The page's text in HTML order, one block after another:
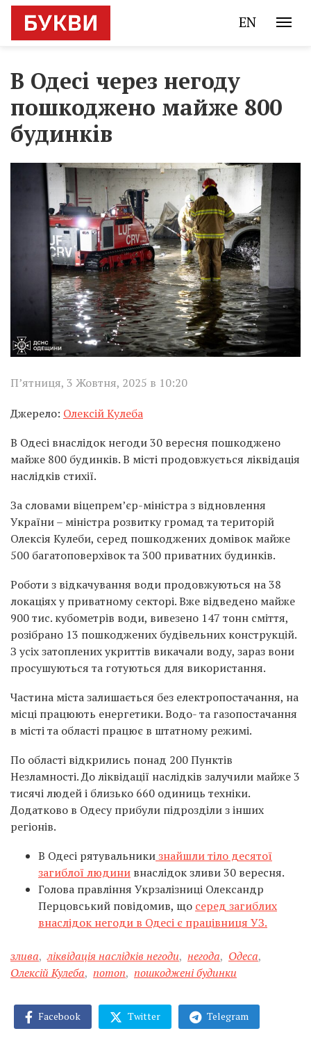
EN
В Одесі через негоду
пошкоджено майже 800
будинків
П’ятниця, 3 Жовтня, 2025 в 10:20
Джерело: Олексій Кулеба
В Одесі внаслідок негоди 30 вересня пошкоджено
майже 800 будинків. В місті продовжується ліквідація
наслідків стихії.
За словами віцепрем’єр-міністра з відновлення
України – міністра розвитку громад та територій
Олексія Кулеби, серед пошкоджених домівок майже
500 багатоповерхівок та 300 приватних будинків.
Роботи з відкачування води продовжуються на 38
локаціях у приватному секторі. Вже відведено майже
900 тис. кубометрів води, вивезено 147 тонн сміття,
розібрано 13 пошкоджених будівельних конструкцій.
З усіх затоплених укриттів викачали воду, зараз вони
просушуються та готуються для використання.
Частина міста залишається без електропостачання, на
місці працюють енергетики. Водо- та газопостачання
в місті та області працює в штатному режимі.
По області відкрились понад 200 Пунктів
Незламності. До ліквідації наслідків залучили майже 3
тисячі людей і близько 660 одиниць техніки.
Додатково в Одесу прибули підрозділи з інших
регіонів.
В Одесі рятувальникизнайшли тіло десятої
загиблої людини внаслідок зливи 30 вересня.
Голова правління Укрзалізниці Олександр
Перцовський повідомив, що серед загиблих
внаслідок негоди в Одесі є працівниця УЗ.
злива, ліквідація наслідків негоди, негода, Одеса,
Олексій Кулеба, потоп, пошкоджені будинки
Facebook Twitter Telegram